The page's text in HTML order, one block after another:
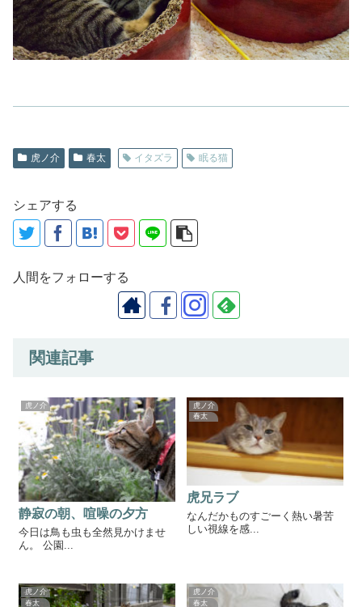
虎ノ介 春太 イタズラ 眠る猫
シェアする
人間をフォローする
関連記事
虎ノ介
静寂の朝、喧噪の夕方
今日は鳥も虫も全然見かけませ
ん。 公園...
虎ノ介
春太
虎兄ラブ
なんだかものすごーく熱い暑苦
しい視線を感...
虎ノ介
春太
虎ノ介
春太